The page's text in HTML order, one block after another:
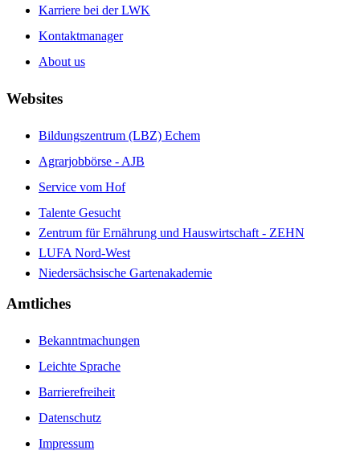
Karriere bei der LWK
Kontaktmanager
About us
Websites
Bildungszentrum (LBZ) Echem
Agrarjobbörse - AJB
Service vom Hof
Talente Gesucht
Zentrum für Ernährung und Hauswirtschaft - ZEHN
LUFA Nord-West
Niedersächsische Gartenakademie
Amtliches
Bekanntmachungen
Leichte Sprache
Barrierefreiheit
Datenschutz
Impressum